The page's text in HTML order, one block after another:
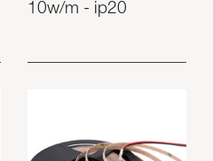
10w/m - ip20